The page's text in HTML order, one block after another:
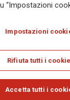
Policy Privacy
“Impostazioni
Impostazioni
Rifiuta tutti i cookie
Accetta tutti i